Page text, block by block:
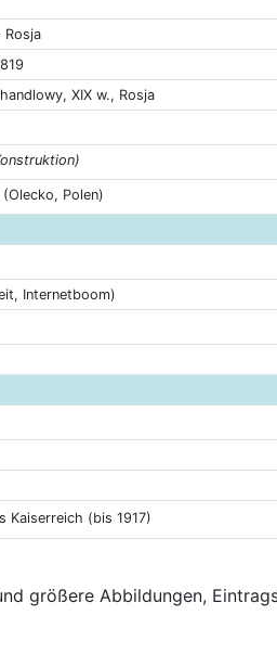
XIX w., Rosja
Polen)
Internetboom)
Kaiserreich (bis 1917)
größere Abbildungen,